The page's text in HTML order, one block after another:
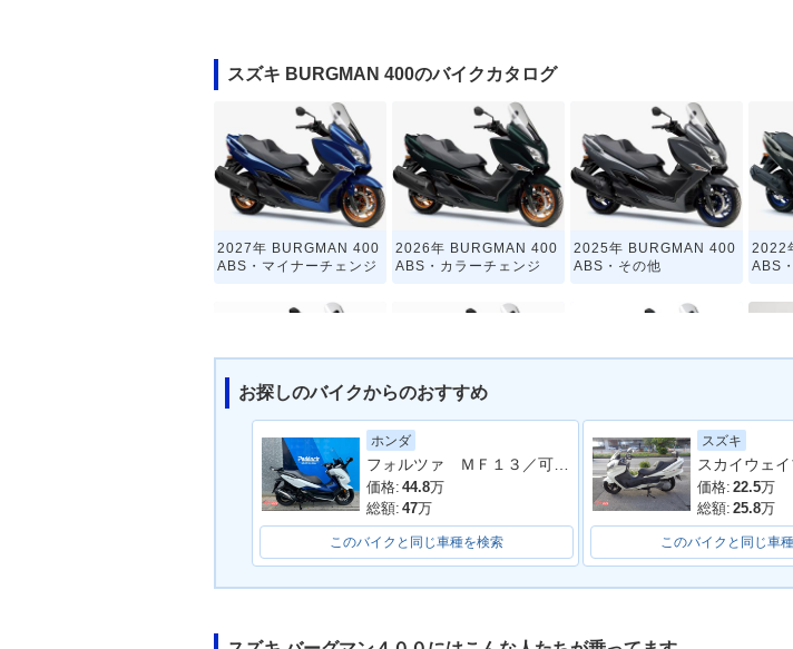
スズキ BURGMAN 400のバイクカタログ
2027年 BURGMAN 400
ABS・マイナーチェンジ
2026年 BURGMAN 400
ABS・カラーチェンジ
2025年 BURGMAN 400
ABS・その他
2022
ABS
2019年 BURGMAN 400
ABS・カラーチェンジ
2018年 BURGMAN 400
ABS・新登場
2017年 BURGMAN 40
0・その他
お探しのバイクからのおすすめ
ホンダ
フォルツァ ＭＦ１３／可動式スクリーン／フルＬＥＤ／ＥＴＣ付き／グリップヒーター
価格: 44.8万
総額: 47万
このバイクと同じ車種を検索
スズキ
価格: 22.5万
総額: 25.8万
このバイクと同じ車